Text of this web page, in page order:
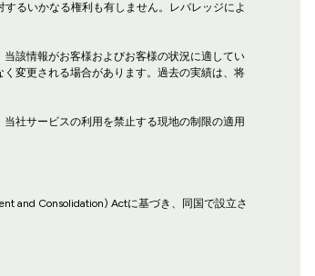
るいかなる権利も有しません。レバレッジによ
該情報がお客様およびお客様の状況に適してい
変更される場合があります。過去の実績は、将
社サービスの利用を禁止する現地の制限の適用
and Consolidation) Actに基づき、同国で設立さ